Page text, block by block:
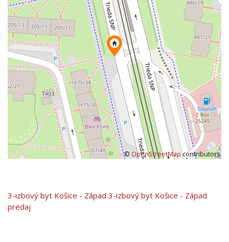
© OpenStreetMapcontributors
3-izbový byt Košice - Západ 3-izbový byt Košice - Západ
predaj